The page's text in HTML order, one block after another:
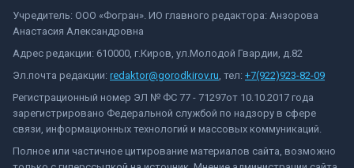
Учредитель: ООО «Фогран». ИО главного редактора: Анзорова
Анастасия Александровна
Адрес редакции: 610000, г.Киров, ул.Молодой Гвардии, д.82
Эл.почта редакции: redaktor@gorodkirov.ru, тел: +7(922)923-82-09
Регистрационный номер ЭЛ № ФС 77 - 71297от 10.10.2017 года
зарегистрировано Федеральной службой по надзору в сфере
связи, информационных технологий и массовых коммуникаций.
Полное или частичное цитирование материалов сайта, возможно